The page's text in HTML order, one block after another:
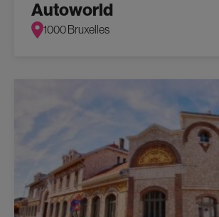
Autoworld
1000 Bruxelles